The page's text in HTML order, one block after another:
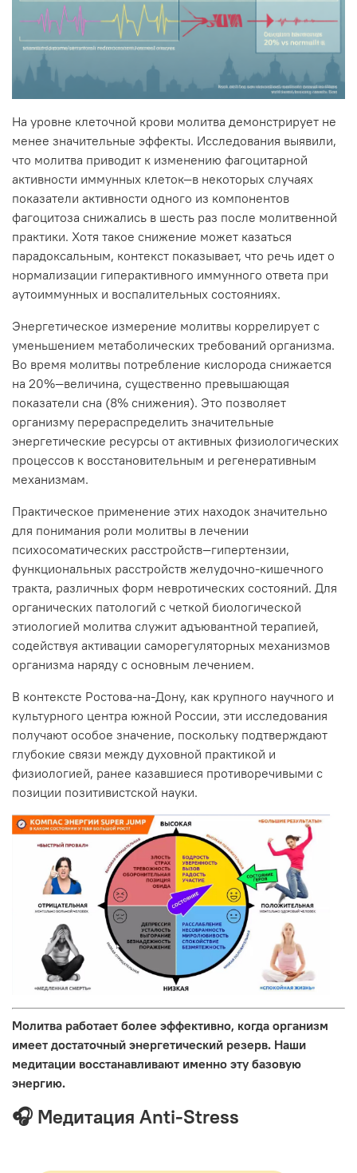
На уровне клеточной крови молитва демонстрирует не
менее значительные эффекты. Исследования выявили,
что молитва приводит к изменению фагоцитарной
активности иммунных клеток—в некоторых случаях
показатели активности одного из компонентов
фагоцитоза снижались в шесть раз после молитвенной
практики. Хотя такое снижение может казаться
парадоксальным, контекст показывает, что речь идет о
нормализации гиперактивного иммунного ответа при
аутоиммунных и воспалительных состояниях.
Энергетическое измерение молитвы коррелирует с
уменьшением метаболических требований организма.
Во время молитвы потребление кислорода снижается
на 20%—величина, существенно превышающая
показатели сна (8% снижения). Это позволяет
организму перераспределить значительные
энергетические ресурсы от активных физиологических
процессов к восстановительным и регенеративным
механизмам.
Практическое применение этих находок значительно
для понимания роли молитвы в лечении
психосоматических расстройств—гипертензии,
функциональных расстройств желудочно-кишечного
тракта, различных форм невротических состояний. Для
органических патологий с четкой биологической
этиологией молитва служит адъювантной терапией,
содействуя активации саморегуляторных механизмов
организма наряду с основным лечением.
В контексте Ростова-на-Дону, как крупного научного и
культурного центра южной России, эти исследования
получают особое значение, поскольку подтверждают
глубокие связи между духовной практикой и
физиологией, ранее казавшиеся противоречивыми с
позиции позитивистской науки.
Молитва работает более эффективно, когда организм
имеет достаточный энергетический резерв. Наши
медитации восстанавливают именно эту базовую
энергию.
🎧 Медитация Anti-Stress